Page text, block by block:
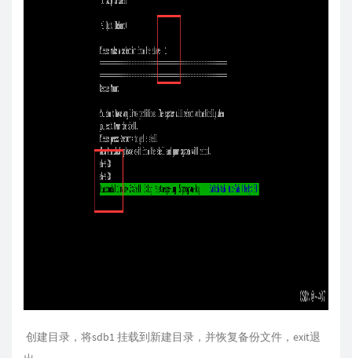
创建目录，将sdb1 挂载到新建目录，并恢复备份文件，exit退